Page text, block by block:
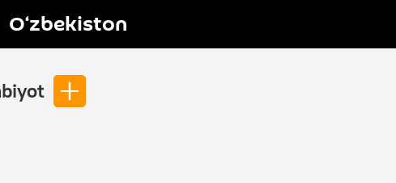
O‘zbekiston